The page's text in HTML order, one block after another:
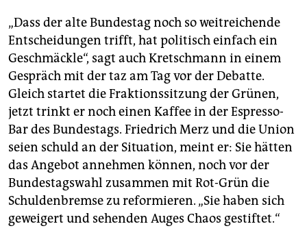
„Dass der alte Bundestag noch so weitreichende
Entscheidungen trifft, hat politisch einfach ein
Geschmäckle“, sagt auch Kretschmann in einem
Gespräch mit der taz am Tag vor der Debatte.
Gleich startet die Fraktionssitzung der Grünen,
jetzt trinkt er noch einen Kaffee in der Espresso-
Bar des Bundestags. Friedrich Merz und die Union
seien schuld an der Situation, meint er: Sie hätten
das Angebot annehmen können, noch vor der
Bundestagswahl zusammen mit Rot-Grün die
Schuldenbremse zu reformieren. „Sie haben sich
geweigert und sehenden Auges Chaos gestiftet.“